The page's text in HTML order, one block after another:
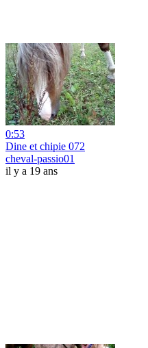
0:53
Dine et chipie 072
cheval-passio01
il y a 19 ans